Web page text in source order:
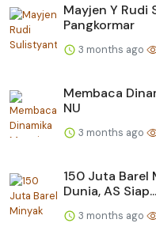
Mayjen Y Rudi
Pangkormar
3 months ago
Membaca
NU
3 months ago
150 Juta Barel
Dunia, AS Siap...
3 months ago